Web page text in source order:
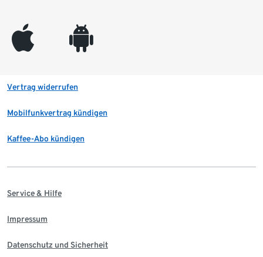
appleinc android
Vertrag widerrufen
Mobilfunkvertrag kündigen
Kaffee-Abo kündigen
Service & Hilfe
Impressum
Datenschutz und Sicherheit